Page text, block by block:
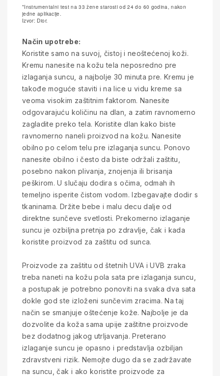
*Instrumentalni test na 33 žene starosti od 24 do 60 godina, nakon
jedne aplikacije.
Izvor: Dior.
Način upotrebe:
Koristite samo na suvoj, čistoj i neoštećenoj koži.
Kremu nanesite na kožu tela neposredno pre
izlaganja suncu, a najbolje 30 minuta pre. Kremu je
takođe moguće staviti i na lice u vidu kreme sa
veoma visokim zaštitnim faktorom. Nanesite
odgovarajuću količinu na dlan, a zatim ravnomerno
zagladite preko tela. Koristite dlan kako biste
ravnomerno naneli proizvod na kožu. Nanesite
obilno po celom telu pre izlaganja suncu. Ponovo
nanesite obilno i često da biste održali zaštitu,
posebno nakon plivanja, znojenja ili brisanja
peškirom. U slučaju dodira s očima, odmah ih
temeljno isperite čistom vodom. Izbegavajte dodir s
tkaninama. Držite bebe i malu decu dalje od
direktne sunčeve svetlosti. Prekomerno izlaganje
suncu je ozbiljna pretnja po zdravlje, čak i kada
koristite proizvod za zaštitu od sunca.
Proizvode za zaštitu od štetnih UVA i UVB zraka
treba naneti na kožu pola sata pre izlaganja suncu,
a postupak je potrebno ponoviti na svaka dva sata
dokle god ste izloženi sunčevim zracima. Na taj
način se smanjuje oštećenje kože. Najbolje je da
dozvolite da koža sama upije zaštitne proizvode
bez dodatnog jakog utrljavanja. Preterano
izlaganje suncu je opasno i predstavlja ozbiljan
zdravstveni rizik. Nemojte dugo da se zadržavate
na suncu, čak i ako koristite proizvode za